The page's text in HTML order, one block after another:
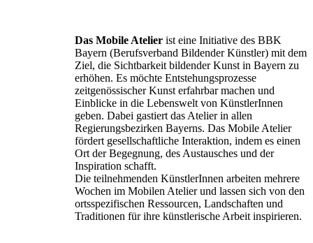
Das Mobile Atelier ist eine Initiative des BBK
Bayern (Berufsverband Bildender Künstler) mit dem
Ziel, die Sichtbarkeit bildender Kunst in Bayern zu
erhöhen. Es möchte Entstehungsprozesse
zeitgenössischer Kunst erfahrbar machen und
Einblicke in die Lebenswelt von KünstlerInnen
geben. Dabei gastiert das Atelier in allen
Regierungsbezirken Bayerns. Das Mobile Atelier
fördert gesellschaftliche Interaktion, indem es einen
Ort der Begegnung, des Austausches und der
Inspiration schafft.
Die teilnehmenden KünstlerInnen arbeiten mehrere
Wochen im Mobilen Atelier und lassen sich von den
ortsspezifischen Ressourcen, Landschaften und
Traditionen für ihre künstlerische Arbeit inspirieren.